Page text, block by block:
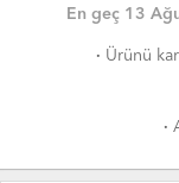
En geç 13
· Ürünü
·